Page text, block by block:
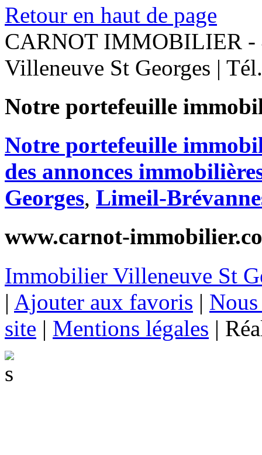
Retour en haut de page
CARNOT IMMOBILIER -
Villeneuve St Georges |
Notre portefeuille
Notre portefeuille
des annonces
Georges, Limeil-
www.carnot-
Immobilier Villeneuve St
| Ajouter aux favoris |
site | Mentions légales |